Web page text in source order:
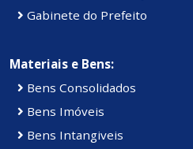
Gabinete do Prefeito
Materiais e Bens:
Bens Consolidados
Bens Imóveis
Bens Intangiveis